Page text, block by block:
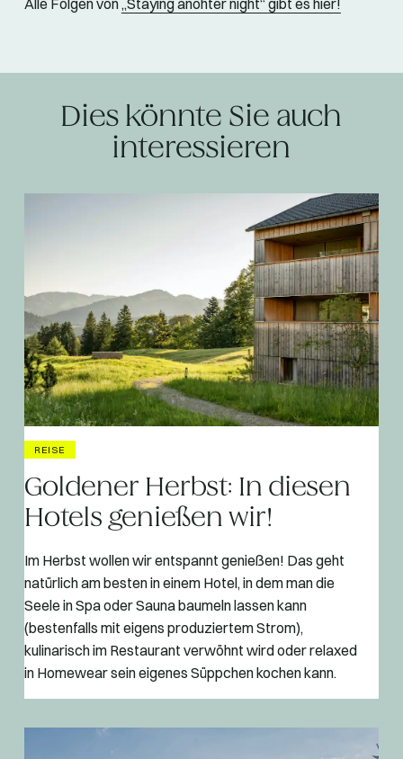
Dies könnte Sie auch
interessieren
REISE
Goldener Herbst: In diesen
Hotels genießen wir!
Im Herbst wollen wir entspannt genießen! Das geht
natürlich am besten in einem Hotel, in dem man die
Seele in Spa oder Sauna baumeln lassen kann
(bestenfalls mit eigens produziertem Strom),
kulinarisch im Restaurant verwöhnt wird oder relaxed
in Homewear sein eigenes Süppchen kochen kann.